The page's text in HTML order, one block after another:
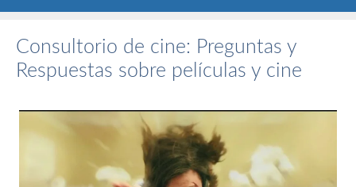
Consultorio de cine: Preguntas y
Respuestas sobre películas y cine